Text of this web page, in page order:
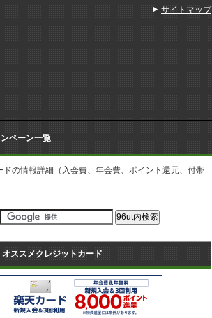
ペーン一覧
の情報詳細（入会費、年会費、ポイント還元、付帯
オススメクレジットカード
サイトマップ